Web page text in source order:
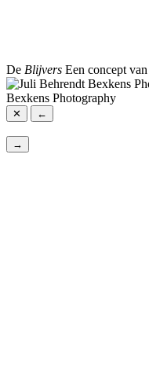
De Blijvers Een concept
Bexkens Photography
✕ ←
→